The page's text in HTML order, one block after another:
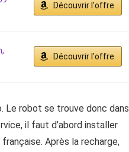
Découvrir l'offre
Découvrir l'offre
Le robot se trouve donc dans
il faut d’abord installer
Après la recharge,